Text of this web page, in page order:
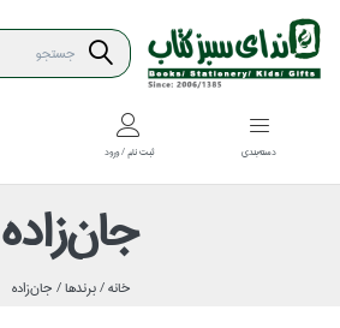
دسته‌بندي ثبت نام / ورود
جان‌زاده
خانه /برندها /جان‌زاده